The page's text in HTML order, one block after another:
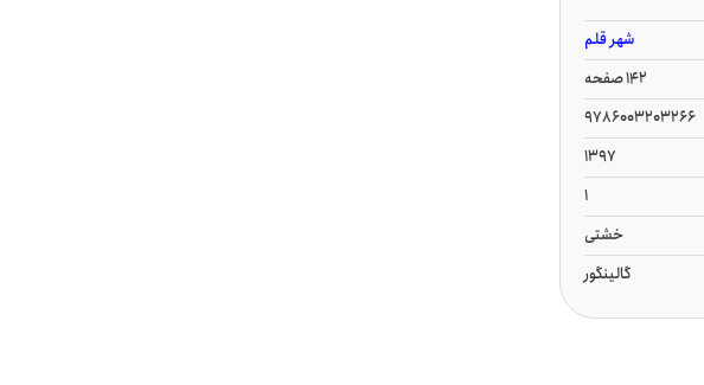
شهر قلم
142 صفحه
9786003203266
1397
1
خشتی
گالینگور